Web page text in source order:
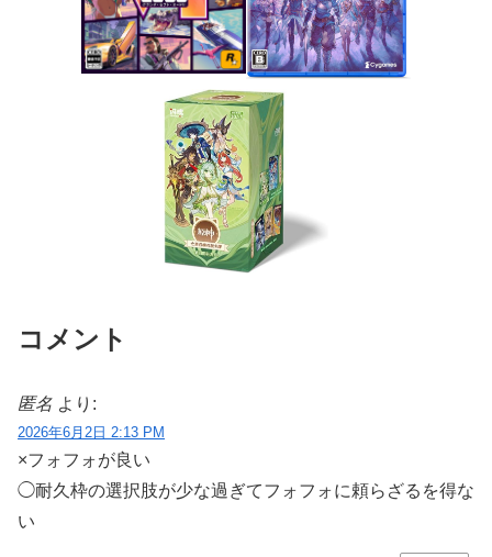
コメント
匿名 より:
2026年6月2日 2:13 PM
×フォフォが良い
◯耐久枠の選択肢が少な過ぎてフォフォに頼らざるを得な
い